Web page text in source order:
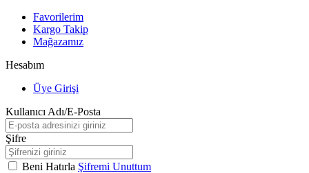
Favorilerim
Kargo Takip
Mağazamız
Hesabım
Üye Girişi
Kullanıcı Adı/E-Posta
Şifre
Beni Hatırla Şifremi Unuttum